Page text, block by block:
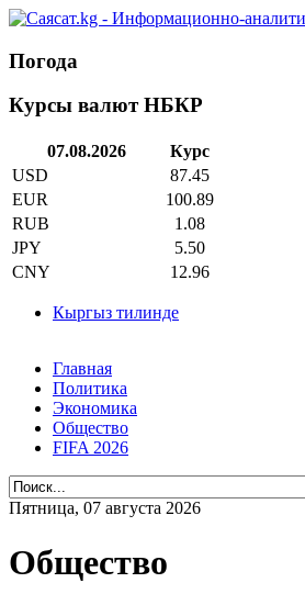
Погода
Курсы валют НБКР
07.08.2026
Курс
USD
87.45
EUR
100.89
RUB
1.08
JPY
5.50
CNY
12.96
Кыргыз тилинде
Главная
Политика
Экономика
Общество
FIFA 2026
Пятница, 07 августа 2026
Общество